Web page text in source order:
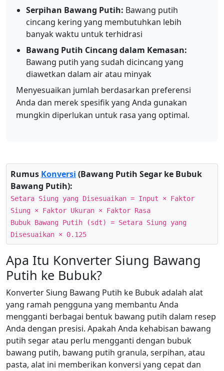
Serpihan Bawang Putih: Bawang putih
cincang kering yang membutuhkan lebih
banyak waktu untuk terhidrasi
Bawang Putih Cincang dalam Kemasan:
Bawang putih yang sudah dicincang yang
diawetkan dalam air atau minyak
Menyesuaikan jumlah berdasarkan preferensi
Anda dan merek spesifik yang Anda gunakan
mungkin diperlukan untuk rasa yang optimal.
Rumus Konversi (Bawang Putih Segar ke Bubuk
Bawang Putih):
Setara Siung yang Disesuaikan = Input × Faktor
Siung × Faktor Ukuran × Faktor Rasa
Bubuk Bawang Putih (sdt) = Setara Siung yang
Disesuaikan × 0.125
Apa Itu Konverter Siung Bawang
Putih ke Bubuk?
Konverter Siung Bawang Putih ke Bubuk adalah alat
yang ramah pengguna yang membantu Anda
mengganti berbagai bentuk bawang putih dalam resep
Anda dengan presisi. Apakah Anda kehabisan bawang
putih segar atau perlu mengganti dengan bubuk
bawang putih, bawang putih granula, serpihan, atau
pasta, alat ini memberikan konversi yang cepat dan